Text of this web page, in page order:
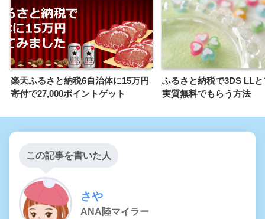
楽天ふるさと納税6自治体に15万円
寄付で27,000ポイントゲット
ふるさと納税で3DS LL
実質無料でもらう方法
この記事を書いた人
さや
ANA陸マイラー